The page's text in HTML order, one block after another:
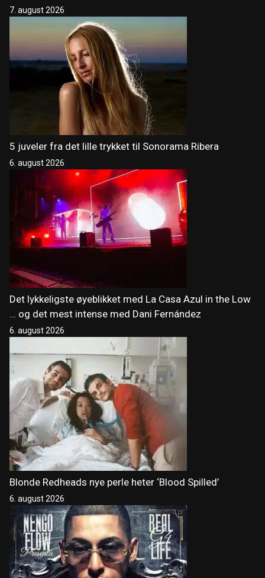
7. august 2026
5 juveler fra det lille trykket til Sonorama Ribera
6. august 2026
Det lykkeligste øyeblikket med La Casa Azul in the Low
… og det mest intense med Dani Fernández
6. august 2026
Blonde Redheads nye perle heter ‘Blood Spilled’
6. august 2026